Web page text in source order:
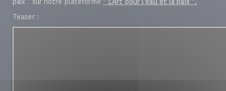
Teaser :